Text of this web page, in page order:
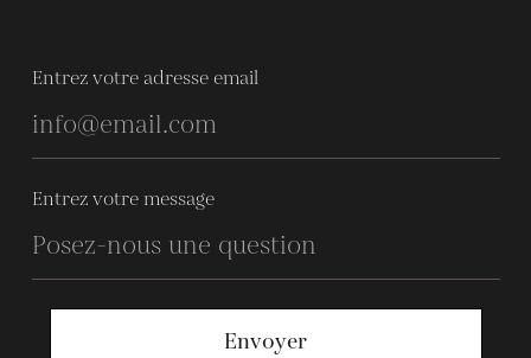
Entrez votre adresse email
Entrez votre message
Envoyer